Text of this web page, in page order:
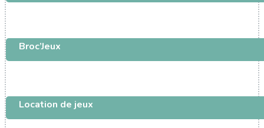
Broc’Jeux
Location de jeux